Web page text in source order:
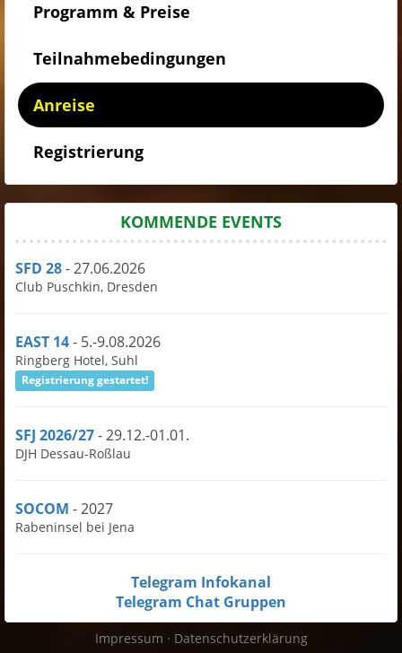
Programm & Preise
Teilnahmebedingungen
Anreise
Registrierung
KOMMENDE EVENTS
SFD 28- 27.06.2026
Club Puschkin, Dresden
EAST 14- 5.-9.08.2026
Ringberg Hotel, Suhl
Registrierung gestartet!
SFJ 2026/27- 29.12.-01.01.
DJH Dessau-Roßlau
SOCOM - 2027
Rabeninsel bei Jena
Telegram Infokanal
Telegram Chat Gruppen
Impressum · Datenschutzerklärung